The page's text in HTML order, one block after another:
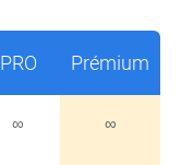
PRO Prémium
∞ ∞